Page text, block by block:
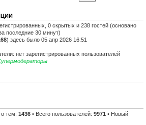
0 скрытых и 238 гостей (основано
последние 30 минут)
) здесь было 05 апр 2026 16:51
нет зарегистрированных пользователей
тем: 1436 • Всего пользователей: 9971 • Новый